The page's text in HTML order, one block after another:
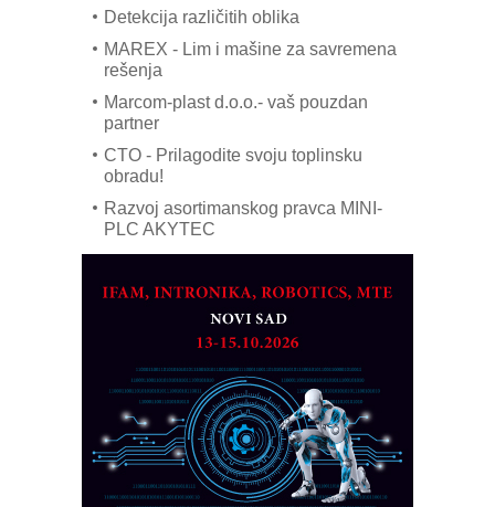
Detekcija različitih oblika
MAREX - Lim i mašine za savremena
rešenja
Marcom-plast d.o.o.- vaš pouzdan
partner
CTO - Prilagodite svoju toplinsku
obradu!
Razvoj asortimanskog pravca MINI-
PLC AKYTEC
dostupan u Srbiji
MOTOMAN – NEXT-Robotika vođena
veštačkom inteligencijom
I.SAFE MOBILE revolucioniše
industrijsku automatizaciju
pionirskimmobile operator PANEL-OM
Fleksibilno stezanje i brzo
podešavanje u proizvodnji prototipova
KIP KOP – napredna rešenja za